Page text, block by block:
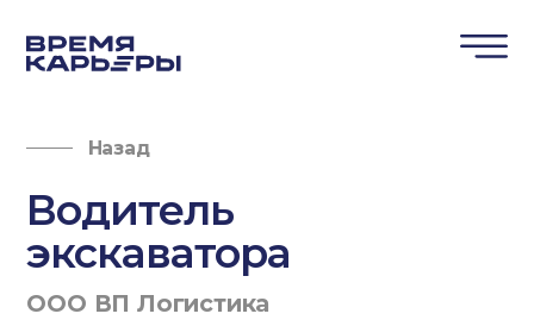
Назад
Водитель
экскаватора
ООО ВП Логистика